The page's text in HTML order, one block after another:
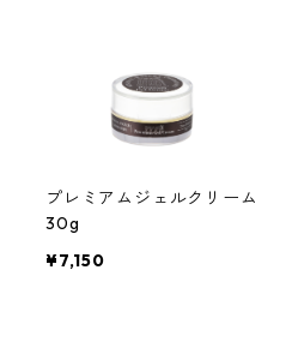
プレミアムジェルクリーム
30g
¥7,150